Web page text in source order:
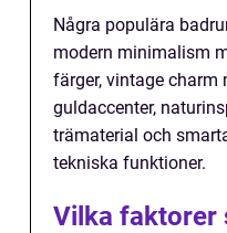
Några populära
modern minimalism
färger, vintage charm
guldaccenter,
trämaterial och
tekniska funktioner.
Vilka faktorer